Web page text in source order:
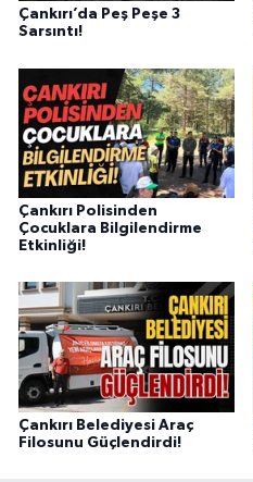
Çankırı’da Peş Peşe 3
Sarsıntı!
Çankırı Polisinden
Çocuklara Bilgilendirme
Etkinliği!
Çankırı Belediyesi Araç
Filosunu Güçlendirdi!